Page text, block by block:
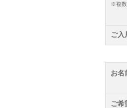
※複
ご入
お名
ご希